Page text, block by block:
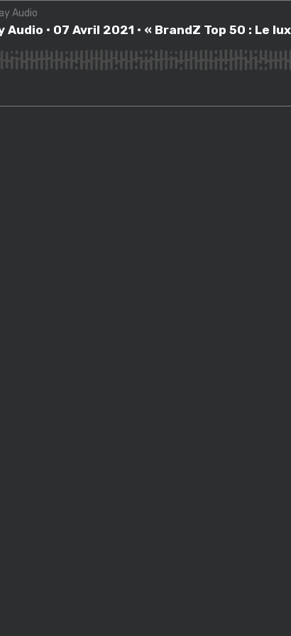
Replay Audio • 07 Avril 2021 • « BrandZ Top 50 : Le luxe mais
Audio
Audio • 07 Avril 2021 • « BrandZ Top 50 :